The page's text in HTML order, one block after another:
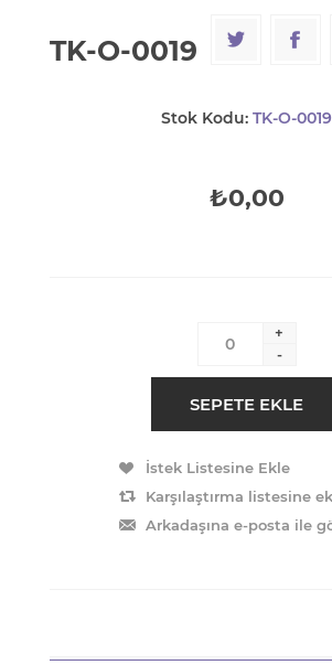
TK-O-0019
Stok Kodu: TK-O-0019
₺0,00
+
-